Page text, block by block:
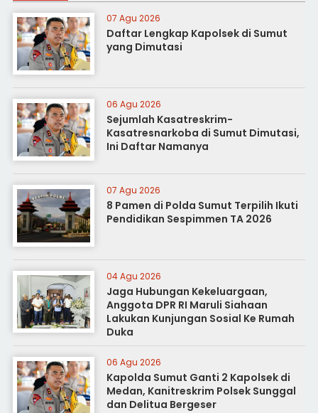
07 Agu 2026
Daftar Lengkap Kapolsek di Sumut
yang Dimutasi
06 Agu 2026
Sejumlah Kasatreskrim-
Kasatresnarkoba di Sumut Dimutasi,
Ini Daftar Namanya
07 Agu 2026
8 Pamen di Polda Sumut Terpilih Ikuti
Pendidikan Sespimmen TA 2026
04 Agu 2026
Jaga Hubungan Kekeluargaan,
Anggota DPR RI Maruli Siahaan
Lakukan Kunjungan Sosial Ke Rumah
Duka
06 Agu 2026
Kapolda Sumut Ganti 2 Kapolsek di
Medan, Kanitreskrim Polsek Sunggal
dan Delitua Bergeser